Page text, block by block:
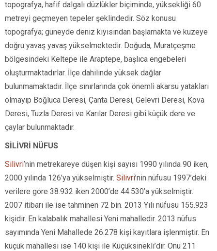
topografya, hafif dalgalı düzlükler biçiminde, yüksekliği 60
metreyi geçmeyen tepeler şeklindedir. Söz konusu
topografya; güneyde deniz kıyısından başlamakta ve kuzeye
doğru yavaş yavaş yükselmektedir. Doğuda, Muratçeşme
bölgesindeki Keltepe ile Araptepe, başlıca engebeleri
oluşturmaktadırlar. İlçe dahilinde yüksek dağlar
bulunmamaktadır. İlçe sınırlarında çok önemli akarsu yatakları
olmayıp Boğluca Deresi, Çanta Deresi, Gelevri Deresi, Kova
Deresi, Tuzla Deresi ve Karılar Deresi gibi küçük dere ve
çaylar bulunmaktadır.
SİLİVRİ NÜFUS
Silivri’nin metrekareye düşen kişi sayısı 1990 yılında 90 iken,
2000 yılında 126’ya yükselmiştir. Silivri’nin nüfusu 1997’deki
verilere göre 38.932 iken 2000’de 44.530’a yükselmiştir.
2007 itibarı ile ise tahminen 72 bin. 2013 Yılı nüfusu 155.923
kişidir. En kalabalık mahallesi Yeni mahalledir. 2013 nüfus
sayımında Yeni Mahallede 26.278 kişi kayıtlara işlenmiştir. En
küçük mahallesi ise 140 kişi ile Küçüksinekli’dir. Onu 211